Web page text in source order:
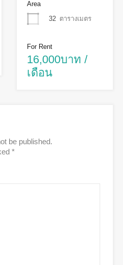
Area
32 ตารางเมตร
For Rent
16,000บาท /
เดือน
be published.
*